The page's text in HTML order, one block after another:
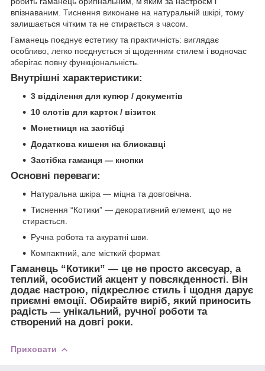
впізнаваним. Тиснення виконане на натуральній шкірі, тому
залишається чітким та не стирається з часом.
Гаманець поєднує естетику та практичність: виглядає
особливо, легко поєднується зі щоденним стилем і водночас
зберігає повну функціональність.
Внутрішні характеристики:
3 відділення для купюр / документів
10 слотів для карток / візиток
Монетниця на застібці
Додаткова кишеня на блискавці
Застібка гаманця — кнопки
Основні переваги:
Натуральна шкіра — міцна та довговічна.
Тиснення “Котики” — декоративний елемент, що не
стирається.
Ручна робота та акуратні шви.
Компактний, але місткий формат.
Гаманець “Котики” — це не просто аксесуар, а
теплий, особистий акцент у повсякденності. Він
додає настрою, підкреслює стиль і щодня дарує
приємні емоції. Обирайте виріб, який приносить
радість — унікальний, ручної роботи та
створений на довгі роки.
Приховати